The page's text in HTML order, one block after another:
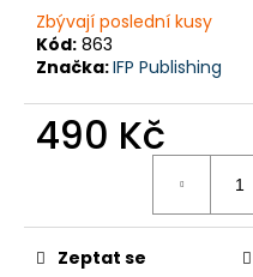
Zbývají poslední kusy
Kód: 863
Značka:IFP Publishing
490 Kč
Zeptat se
D
o
p
o